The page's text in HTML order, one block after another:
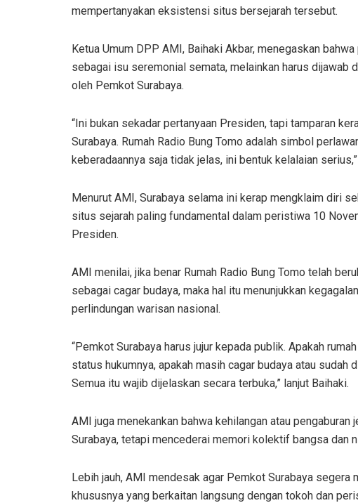
mempertanyakan eksistensi situs bersejarah tersebut.
Ketua Umum DPP AMI, Baihaki Akbar, menegaskan
sebagai isu seremonial semata, melainkan harus dijawab
oleh Pemkot Surabaya.
“Ini bukan sekadar pertanyaan Presiden, tapi tamparan
Surabaya. Rumah Radio Bung Tomo adalah simbol
keberadaannya saja tidak jelas, ini bentuk kelalaian
Menurut AMI, Surabaya selama ini kerap mengklaim diri
situs sejarah paling fundamental dalam peristiwa 10
Presiden.
AMI menilai, jika benar Rumah Radio Bung Tomo telah
sebagai cagar budaya, maka hal itu menunjukkan
perlindungan warisan nasional.
“Pemkot Surabaya harus jujur kepada publik. Apakah
status hukumnya, apakah masih cagar budaya atau sudah
Semua itu wajib dijelaskan secara terbuka,” lanjut Baihaki.
AMI juga menekankan bahwa kehilangan atau pengaburan
Surabaya, tetapi mencederai memori kolektif bangsa dan
Lebih jauh, AMI mendesak agar Pemkot Surabaya segera
khususnya yang berkaitan langsung dengan tokoh dan